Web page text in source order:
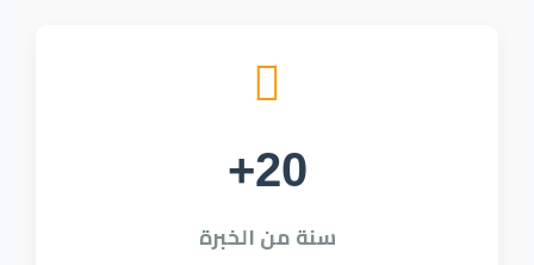
+20
سنة من الخبرة